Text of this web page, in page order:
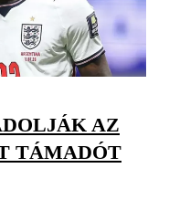
AZ
TÁMADÓT